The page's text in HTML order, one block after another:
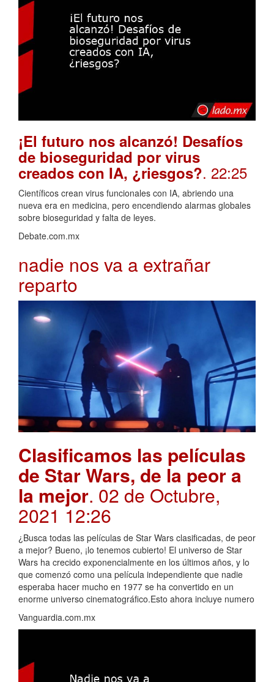
¡El futuro nos alcanzó! Desafíos
de bioseguridad por virus
creados con IA, ¿riesgos?. 22:25
Científicos crean virus funcionales con IA, abriendo una
nueva era en medicina, pero encendiendo alarmas globales
sobre bioseguridad y falta de leyes.
Debate.com.mx
nadie nos va a extrañar
reparto
Clasificamos las películas
de Star Wars, de la peor a
la mejor. 02 de Octubre,
2021 12:26
¿Busca todas las películas de Star Wars clasificadas, de peor
a mejor? Bueno, ¡lo tenemos cubierto! El universo de Star
Wars ha crecido exponencialmente en los últimos años, y lo
que comenzó como una película independiente que nadie
esperaba hacer mucho en 1977 se ha convertido en un
enorme universo cinematográfico.Esto ahora incluye numero
Vanguardia.com.mx